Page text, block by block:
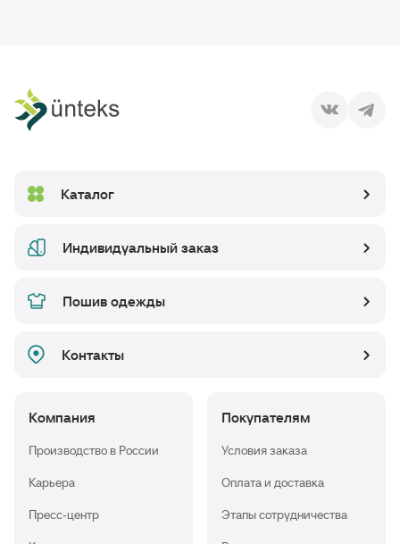
Каталог
Индивидуальный заказ
Пошив одежды
Контакты
Компания
Производство в России
Карьера
Пресс-центр
Покупателям
Условия заказа
Оплата и доставка
Этапы сотрудничества